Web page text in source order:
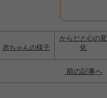
赤ちゃんの様子
からだと心の変
化
前の記事へ